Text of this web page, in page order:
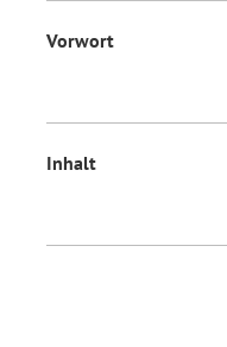
Vorwort
Inhalt